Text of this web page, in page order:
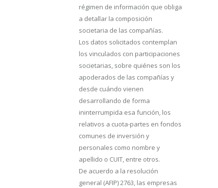
régimen de información que obliga
a detallar la composición
societaria de las compañías.
Los datos solicitados contemplan
los vinculados con participaciones
societarias, sobre quiénes son los
apoderados de las compañías y
desde cuándo vienen
desarrollando de forma
ininterrumpida esa función, los
relativos a cuota-partes en fondos
comunes de inversión y
personales como nombre y
apellido o CUIT, entre otros.
De acuerdo a la resolución
general (AFIP) 2763, las empresas